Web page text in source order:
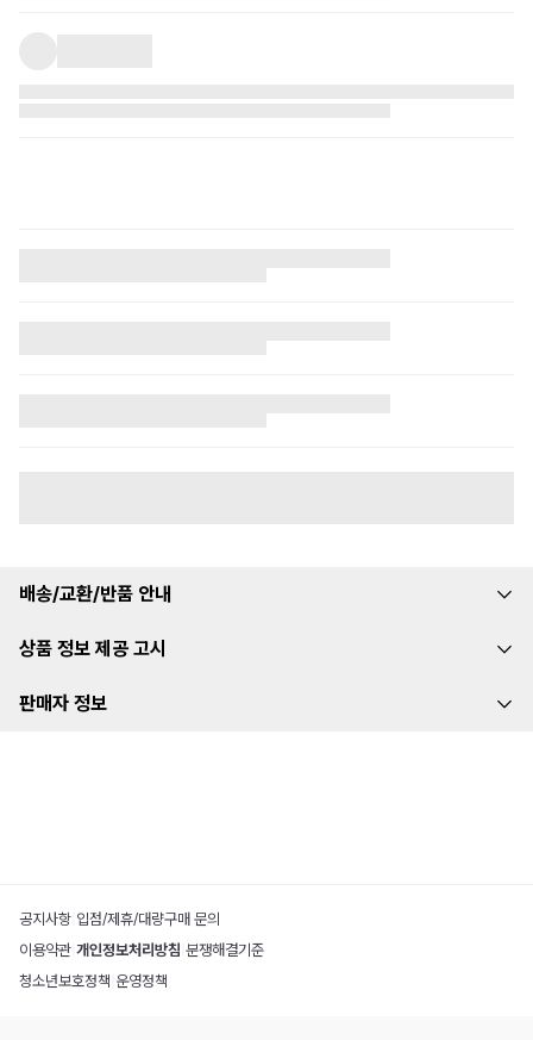
배송/교환/반품 안내
상품 정보 제공 고시
판매자 정보
공지사항 입점/제휴/대량구매 문의
이용약관 개인정보처리방침 분쟁해결기준
청소년보호정책 운영정책